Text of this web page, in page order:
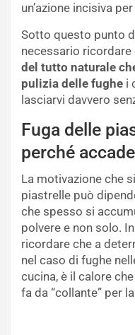
un’azione incisiva
Sotto questo punto
necessario ricordare
del tutto naturale
pulizia delle fughe i
lasciarvi davvero
Fuga delle
perché
La motivazione che
piastrelle può
che spesso si
polvere e non solo.
ricordare che a
nel caso di fughe
cucina, è il calore
fa da “collante” per